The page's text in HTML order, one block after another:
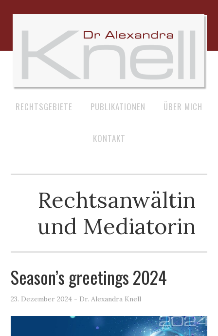
RECHTSGEBIETE PUBLIKATIONEN ÜBER MICH
KONTAKT
Rechtsanwältin
und Mediatorin
Season’s greetings 2024
23. Dezember 2024 - Dr. Alexandra Knell